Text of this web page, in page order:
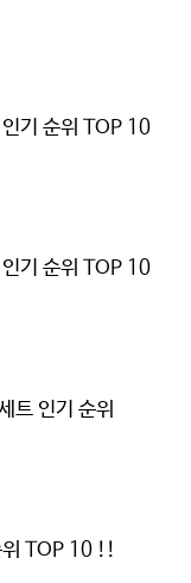
기 순위 TOP 10
기 순위 TOP 10
트 인기 순위
위 TOP 10 !!